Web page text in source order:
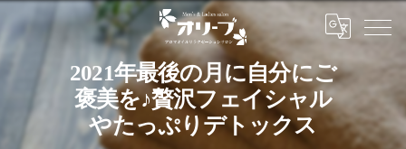
2021年最後の月に自分にご
褒美を♪贅沢フェイシャル
やたっぷりデトックス